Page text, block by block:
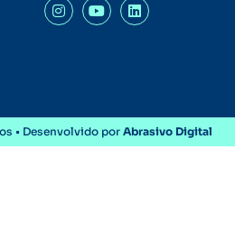
• Desenvolvido por Abrasivo Digital